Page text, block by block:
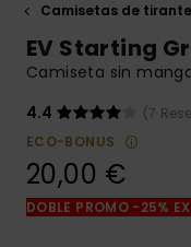
Camisetas de
EV Starting
Camiseta sin
4.4
(7
ECO-BONUS
20,00 €
DOBLE PROMO -25%